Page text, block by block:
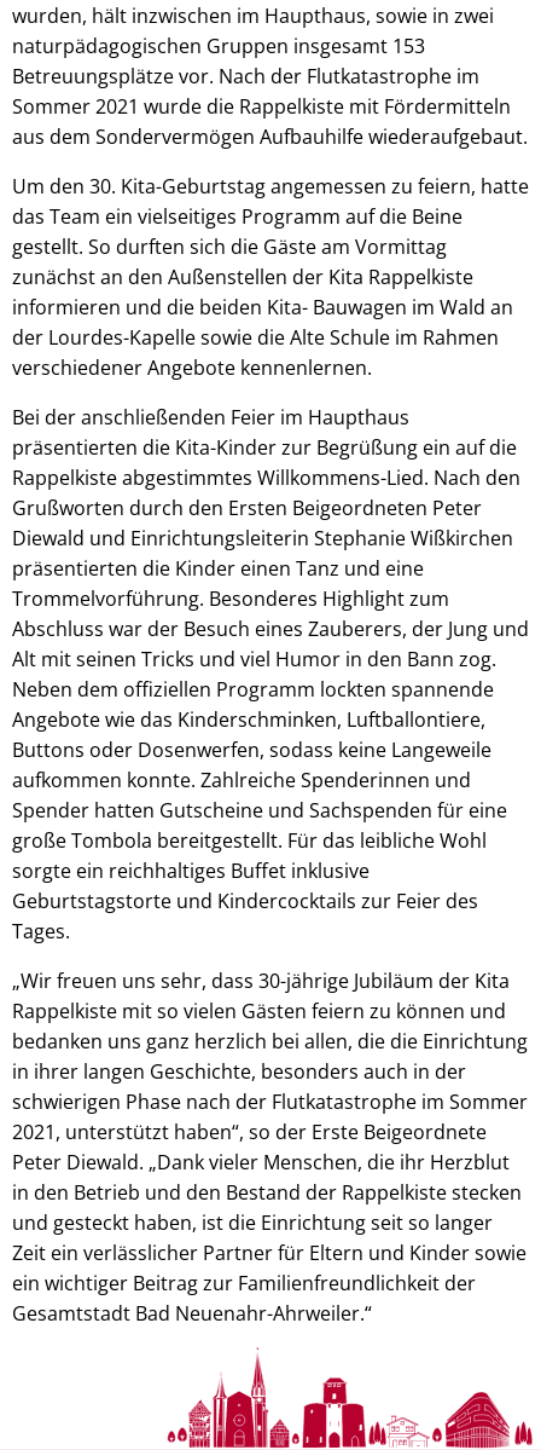
wurden, hält inzwischen im Haupthaus, sowie in zwei
naturpädagogischen Gruppen insgesamt 153
Betreuungsplätze vor. Nach der Flutkatastrophe im
Sommer 2021 wurde die Rappelkiste mit Fördermitteln
aus dem Sondervermögen Aufbauhilfe wiederaufgebaut.
Um den 30. Kita-Geburtstag angemessen zu feiern, hatte
das Team ein vielseitiges Programm auf die Beine
gestellt. So durften sich die Gäste am Vormittag
zunächst an den Außenstellen der Kita Rappelkiste
informieren und die beiden Kita- Bauwagen im Wald an
der Lourdes-Kapelle sowie die Alte Schule im Rahmen
verschiedener Angebote kennenlernen.
Bei der anschließenden Feier im Haupthaus
präsentierten die Kita-Kinder zur Begrüßung ein auf die
Rappelkiste abgestimmtes Willkommens-Lied. Nach den
Grußworten durch den Ersten Beigeordneten Peter
Diewald und Einrichtungsleiterin Stephanie Wißkirchen
präsentierten die Kinder einen Tanz und eine
Trommelvorführung. Besonderes Highlight zum
Abschluss war der Besuch eines Zauberers, der Jung und
Alt mit seinen Tricks und viel Humor in den Bann zog.
Neben dem offiziellen Programm lockten spannende
Angebote wie das Kinderschminken, Luftballontiere,
Buttons oder Dosenwerfen, sodass keine Langeweile
aufkommen konnte. Zahlreiche Spenderinnen und
Spender hatten Gutscheine und Sachspenden für eine
große Tombola bereitgestellt. Für das leibliche Wohl
sorgte ein reichhaltiges Buffet inklusive
Geburtstagstorte und Kindercocktails zur Feier des
Tages.
„Wir freuen uns sehr, dass 30-jährige Jubiläum der Kita
Rappelkiste mit so vielen Gästen feiern zu können und
bedanken uns ganz herzlich bei allen, die die Einrichtung
in ihrer langen Geschichte, besonders auch in der
schwierigen Phase nach der Flutkatastrophe im Sommer
2021, unterstützt haben“, so der Erste Beigeordnete
Peter Diewald. „Dank vieler Menschen, die ihr Herzblut
in den Betrieb und den Bestand der Rappelkiste stecken
und gesteckt haben, ist die Einrichtung seit so langer
Zeit ein verlässlicher Partner für Eltern und Kinder sowie
ein wichtiger Beitrag zur Familienfreundlichkeit der
Gesamtstadt Bad Neuenahr-Ahrweiler.“